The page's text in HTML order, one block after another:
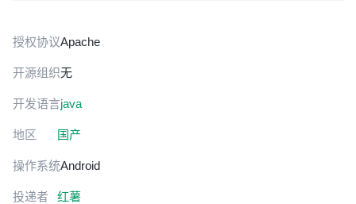
授权协议Apache
开源组织无
开发语言java
地区 国产
操作系统Android
投递者 红薯